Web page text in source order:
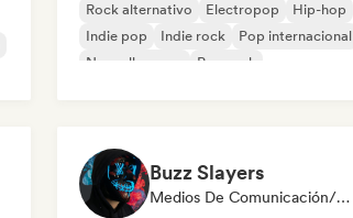
Rock alternativo Electropop
Hip-hop
Indie pop
Indie rock
Pop internacional
Nouvelle scene
Pop rock
Buzz Slayers
Medios De Comunicación/Periodista